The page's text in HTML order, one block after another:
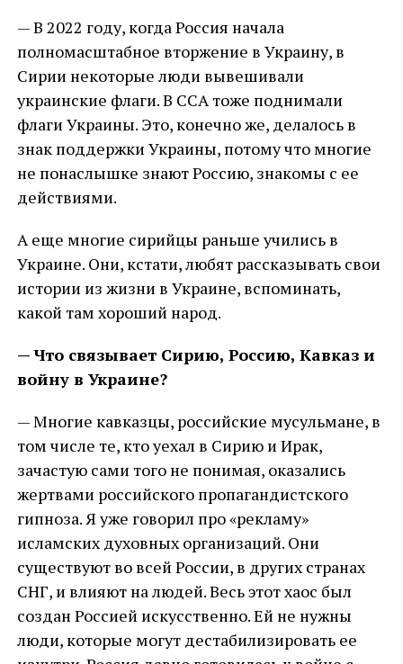
— В 2022 году, когда Россия начала
полномасштабное вторжение в Украину, в
Сирии некоторые люди вывешивали
украинские флаги. В ССА тоже поднимали
флаги Украины. Это, конечно же, делалось в
знак поддержки Украины, потому что многие
не понаслышке знают Россию, знакомы с ее
действиями.
А еще многие сирийцы раньше учились в
Украине. Они, кстати, любят рассказывать свои
истории из жизни в Украине, вспоминать,
какой там хороший народ.
— Что связывает Сирию, Россию, Кавказ и
войну в Украине?
— Многие кавказцы, российские мусульмане, в
том числе те, кто уехал в Сирию и Ирак,
зачастую сами того не понимая, оказались
жертвами российского пропагандистского
гипноза. Я уже говорил про «рекламу»
исламских духовных организаций. Они
существуют во всей России, в других странах
СНГ, и влияют на людей. Весь этот хаос был
создан Россией искусственно. Ей не нужны
люди, которые могут дестабилизировать ее